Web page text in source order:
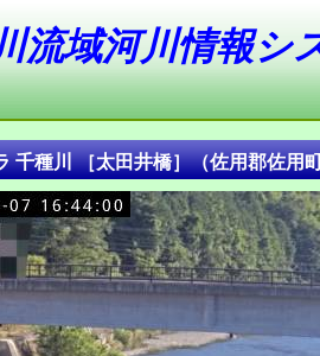
流域河川情報シ
千種川 ［太田井橋］（佐用郡佐用